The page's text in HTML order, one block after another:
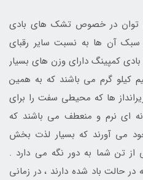
توان در خصوص تشک های بادی
سبک آن ها به نسبت سایر رقبای
کمپینگ دارای وزن های بسیار
کیلو گرم می باشند که به همین
ها که محیطی سفت را برای
ای نرم و منعطف می باشند که
می آورند که بسیار لذت بخش
تن شما به دور نگه می دارد .
در حالت باد شده دارند ، در زمانی